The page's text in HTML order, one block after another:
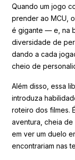
Quando um jogo
prender ao MCU,
é gigante — e, na
diversidade de
dando a cada
cheio de
Além disso, essa
introduza
roteiro dos filmes.
aventura, cheia
em ver um duelo
encontrariam nas